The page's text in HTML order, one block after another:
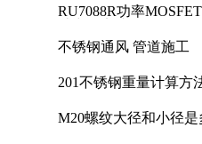
RU7088R功率
不锈钢通风 管道施工
201不锈钢重量计算方
M20螺纹大径和小径是